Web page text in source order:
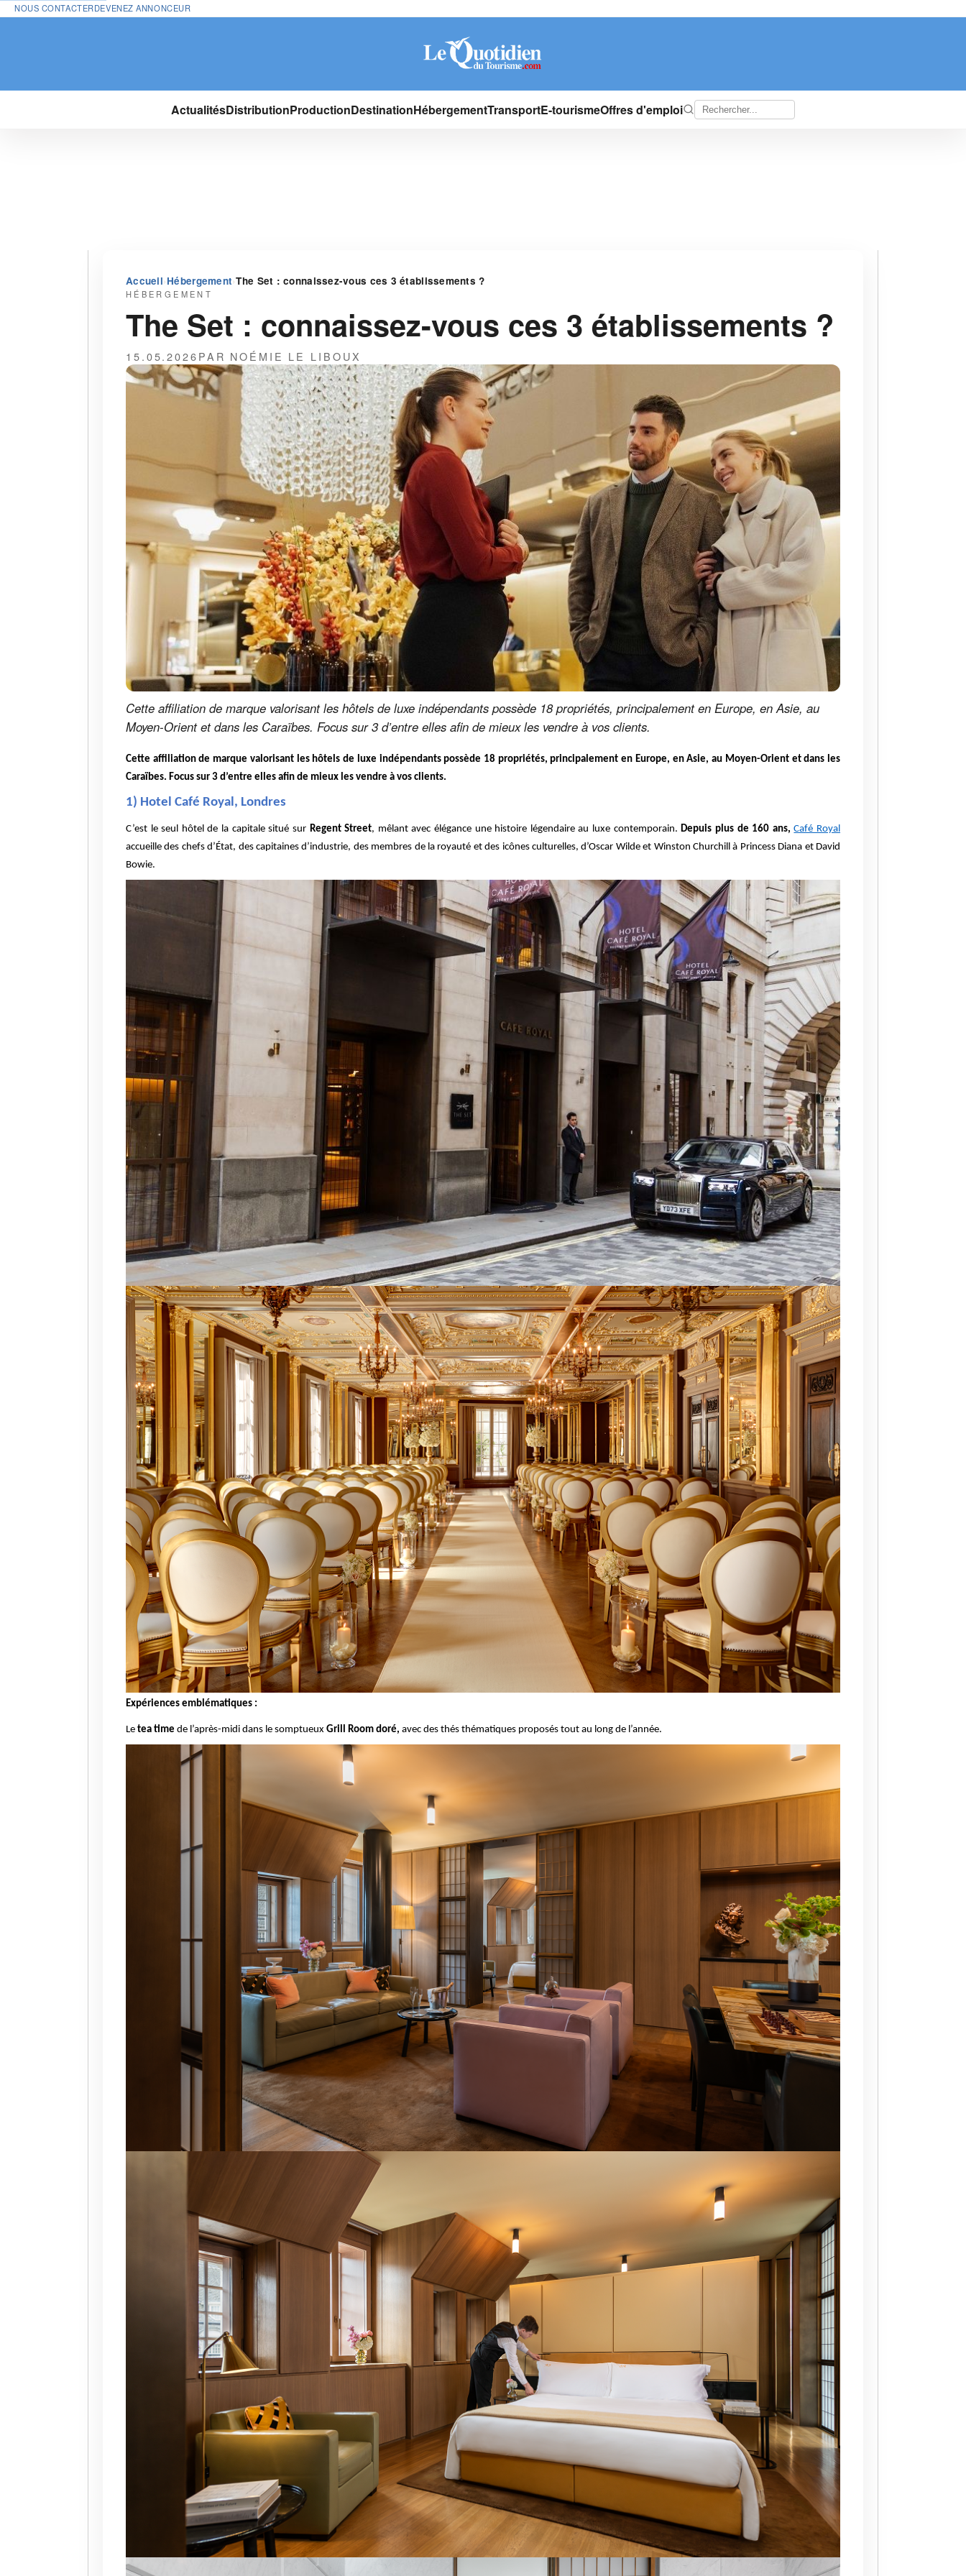
NOUS CONTACTERDEVENEZ ANNONCEUR
ActualitésDistributionProductionDestinationHébergementTransportE-tourismeOffres d'emploi
Accueil›Hébergement›The Set : connaissez-vous ces 3 établissements ?
HÉBERGEMENT
The Set : connaissez-vous ces 3 établissements ?
15.05.2026PAR NOÉMIE LE LIBOUX
Cette affiliation de marque valorisant les hôtels de luxe indépendants possède 18 propriétés, principalement en Europe, en Asie, au
Moyen-Orient et dans les Caraïbes. Focus sur 3 d’entre elles afin de mieux les vendre à vos clients.
Cette affiliation de marque valorisant les hôtels de luxe indépendants possède 18 propriétés, principalement en Europe, en Asie, au Moyen-Orient et dans les
Caraïbes. Focus sur 3 d’entre elles afin de mieux les vendre à vos clients.
1) Hotel Café Royal, Londres
C’est le seul hôtel de la capitale situé sur Regent Street, mêlant avec élégance une histoire légendaire au luxe contemporain. Depuis plus de 160 ans, Café Royal
accueille des chefs d’État, des capitaines d’industrie, des membres de la royauté et des icônes culturelles, d’Oscar Wilde et Winston Churchill à Princess Diana et David
Bowie.
Expériences emblématiques :
Le tea time de l’après-midi dans le somptueux Grill Room doré, avec des thés thématiques proposés tout au long de l’année.